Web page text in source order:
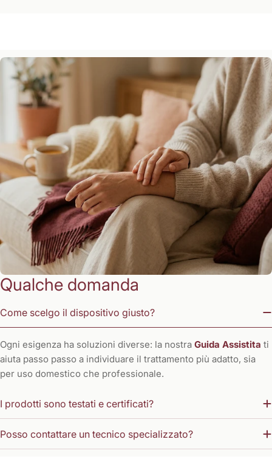
Qualche domanda
Come scelgo il dispositivo giusto?
Ogni esigenza ha soluzioni diverse: la nostra Guida Assistita ti
aiuta passo passo a individuare il trattamento più adatto, sia
per uso domestico che professionale.
I prodotti sono testati e certificati?
Posso contattare un tecnico specializzato?